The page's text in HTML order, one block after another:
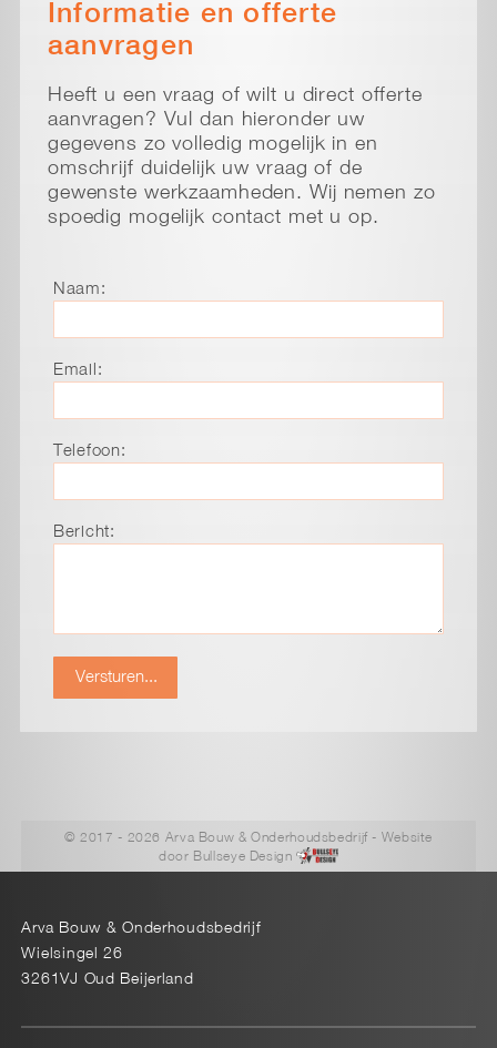
Informatie en offerte
aanvragen
Heeft u een vraag of wilt u direct offerte
aanvragen? Vul dan hieronder uw
gegevens zo volledig mogelijk in en
omschrijf duidelijk uw vraag of de
gewenste werkzaamheden. Wij nemen zo
spoedig mogelijk contact met u op.
Naam:
Email:
Telefoon:
Bericht:
Versturen...
© 2017 - 2026 Arva Bouw & Onderhoudsbedrijf - Website
door Bullseye Design
Arva Bouw & Onderhoudsbedrijf
Wielsingel 26
3261VJ Oud Beijerland